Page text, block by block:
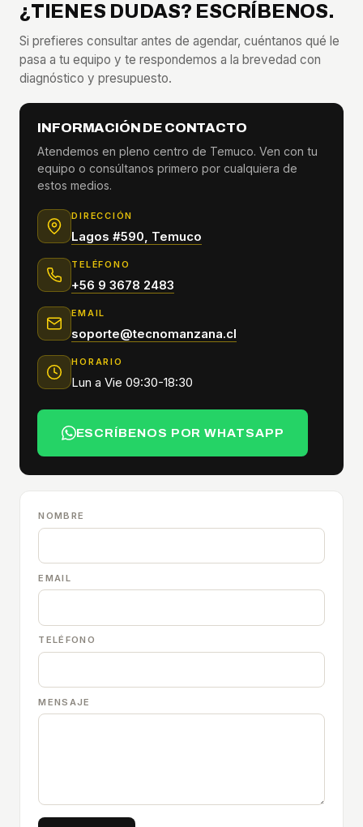
¿TIENES DUDAS? ESCRÍBENOS.
Si prefieres consultar antes de agendar, cuéntanos qué le
pasa a tu equipo y te respondemos a la brevedad con
diagnóstico y presupuesto.
INFORMACIÓN DE CONTACTO
Atendemos en pleno centro de Temuco. Ven con tu
equipo o consúltanos primero por cualquiera de
estos medios.
DIRECCIÓN
Lagos #590, Temuco
TELÉFONO
+56 9 3678 2483
EMAIL
soporte@tecnomanzana.cl
HORARIO
Lun a Vie 09:30-18:30
ESCRÍBENOS POR WHATSAPP
NOMBRE
EMAIL
TELÉFONO
MENSAJE